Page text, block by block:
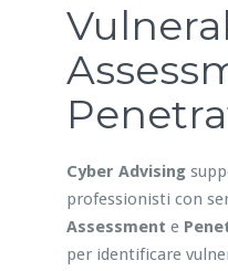
Cyber Advising
professionisti con
Assessment e
per identificare